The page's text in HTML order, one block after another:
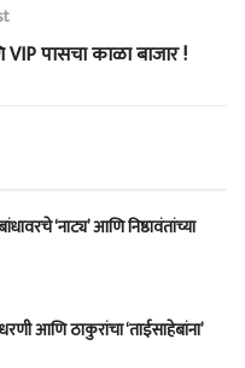
पासचा काळा बाजार !
‘नाट्य’ आणि निष्ठावंतांच्या
आणि ठाकुरांचा ‘ताईसाहेबांना’